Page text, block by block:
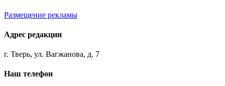
Размещение рекламы
Адрес редакции
г. Тверь, ул. Вагжанова, д. 7
Наш телефон